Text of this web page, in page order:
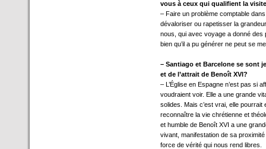
vous à ceux qui qualifient la
– Faire un problème comptable
dévaloriser ou rapetisser la
nous, qui avec voyage a donné des
bien qu’il a pu générer ne peut se
– Santiago et Barcelone se sont
et de l’attrait de Benoît XVI?
– L’Église en Espagne n’est pas si
voudraient voir. Elle a une grande
solides. Mais c’est vrai, elle
reconnaître la vie chrétienne et
et humble de Benoît XVI a une
vivant, manifestation de sa
force de vérité qui nous rend libres.